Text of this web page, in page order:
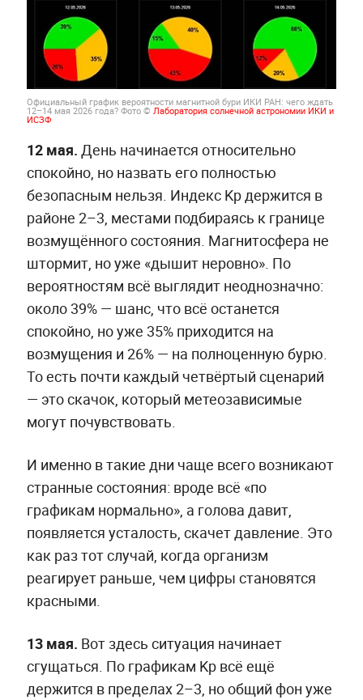
Официальный график вероятности магнитной бури ИКИ РАН: чего ждать
12–14 мая 2026 года? Фото © Лаборатория солнечной астрономии ИКИ и
ИСЗФ
12 мая. День начинается относительно
спокойно, но назвать его полностью
безопасным нельзя. Индекс Kp держится в
районе 2–3, местами подбираясь к границе
возмущённого состояния. Магнитосфера не
штормит, но уже «дышит неровно». По
вероятностям всё выглядит неоднозначно:
около 39% — шанс, что всё останется
спокойно, но уже 35% приходится на
возмущения и 26% — на полноценную бурю.
То есть почти каждый четвёртый сценарий
— это скачок, который метеозависимые
могут почувствовать.
И именно в такие дни чаще всего возникают
странные состояния: вроде всё «по
графикам нормально», а голова давит,
появляется усталость, скачет давление. Это
как раз тот случай, когда организм
реагирует раньше, чем цифры становятся
красными.
13 мая. Вот здесь ситуация начинает
сгущаться. По графикам Kp всё ещё
держится в пределах 2–3, но общий фон уже